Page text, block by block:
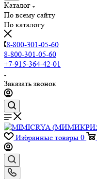
Каталог
По всему сайту
По каталогу
8-800-301-05-60
8-800-301-05-60
+7-915-364-42-01
Заказать звонок
Избранные товары 0